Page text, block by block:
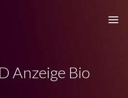
Anzeige Bio